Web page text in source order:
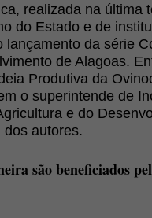
realizada na última
do Estado e de
lançamento da série
de Alagoas.
Produtiva da
o superintende de
e do
autores.
são beneficiados